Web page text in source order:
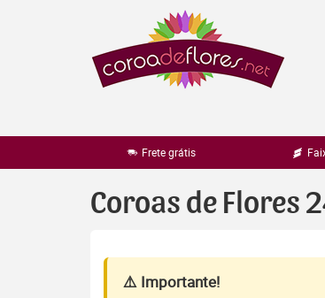
Frete grátis
Coroas de Flores
⚠️ Importante!